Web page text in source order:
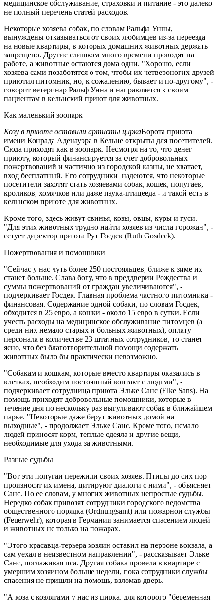
медицинское обслуживание, страховки и питание - это далеко
не полный перечень статей расходов.
Некоторые хозяева собак, по словам Ральфа Унны,
вынуждены отказываться от своих любимцев из-за переезда
на новые квартиры, в которых домашних животных держать
запрещено. Другие слишком много времени проводят на
работе, а животные остаются дома одни. "Хорошо, если
хозяева сами позаботятся о том, чтобы их четвероногих друзей
приютил питомник, но, к сожалению, бывает и по-другому", -
говорит ветеринар Ральф Унна и направляется к своим
пациентам в кельнский приют для животных.
Как маленький зоопарк
Козу в приюте оставили артисты циркаВорота приюта
имени Конрада Аденауэра в Кельне открыты для посетителей.
Сюда приходят как в зоопарк. Несмотря на то, что денег
приюту, который финансируется за счет добровольных
пожертвований и частично из городской казны, не хватает,
вход бесплатный. Его сотрудники надеются, что некоторые
посетители захотят стать хозяевами собак, кошек, попугаев,
кроликов, хомячков или даже паука-птицееда - и такой есть в
кельнском приюте для животных.
Кроме того, здесь живут свинья, козы, овцы, куры и гуси.
"Для этих животных трудно найти хозяев из числа горожан", -
сетует директор приюта Рут Госдек (Ruth Gosdeck).
Пожертвования и помощники
"Сейчас у нас чуть более 250 постояльцев, ближе к зиме их
станет больше. Слава богу, что в преддверии Рождества и
суммы пожертвований от граждан увеличиваются", -
подчеркивает Госдек. Главная проблема частного питомника -
финансовая. Содержание одной собаки, по словам Госдек,
обходится в 25 евро, а кошки - около 15 евро в сутки. Если
учесть расходы на медицинское обслуживание питомцев (а
среди них немало старых и больных животных), оплату
персонала в количестве 23 штатных сотрудников, то станет
ясно, что без благотворительной помощи содержать
животных было бы практически невозможно.
"Собакам и кошкам, которые вместо квартиры оказались в
клетках, необходим постоянный контакт с людьми", -
подчеркивает сотрудница приюта Эльке Санс (Elke Sans). На
помощь приходят добровольные помощники, которые в
течение дня по нескольку раз выгуливают собак в ближайшем
парке. "Некоторые даже берут животных домой на
выходные", - продолжает Эльке Санс. Кроме того, немало
людей приносят корм, теплые одеяла и другие вещи,
необходимые для ухода за животными.
Разные судьбы
"Вот эти попугаи пережили своих хозяев. Птицы до сих пор
произносят их имена, цитируют диалоги с ними", - объясняет
Санс. По ее словам, у многих животных непростые судьбы.
Нередко собак привозят сотрудники городского ведомства
общественного порядка (Ordnungsamt) или пожарной службы
(Feuerwehr), которая в Германии занимается спасением людей
и животных не только на пожарах.
"Этого красавца-терьера хозяин оставил на перроне вокзала, а
сам уехал в неизвестном направлении", - рассказывает Эльке
Санс, поглаживая пса. Другая собака провела в квартире с
умершим хозяином больше недели, пока сотрудники службы
спасения не пришли на помощь, взломав дверь.
"А коза с козлятами у нас из цирка, для которого "беременная